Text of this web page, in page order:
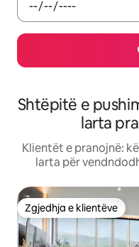
Shtëpitë e
larta
Klientët e pranojnë:
larta për
Zgjedhja e klientëve
Zgjedhja e klientëve